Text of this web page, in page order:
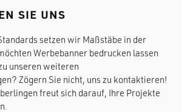
SIE UNS
setzen wir Maßstäbe in der
Werbebanner bedrucken lassen
unseren weiteren
Zögern Sie nicht, uns zu kontaktieren!
freut sich darauf, Ihre Projekte